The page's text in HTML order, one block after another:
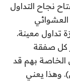
نجاح التداول
تداول معينة.
كل صفقة
الخاصة بهم قد
60% (أو أقل). وهذا يعني